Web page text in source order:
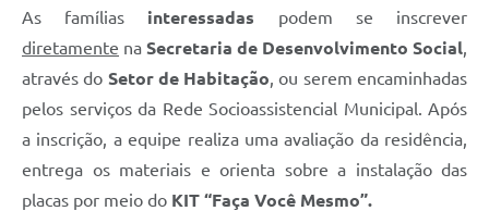
As famílias interessadas podem se inscrever
diretamente na Secretaria de Desenvolvimento Social,
através do Setor de Habitação, ou serem encaminhadas
pelos serviços da Rede Socioassistencial Municipal. Após
a inscrição, a equipe realiza uma avaliação da residência,
entrega os materiais e orienta sobre a instalação das
placas por meio do KIT “Faça Você Mesmo”.